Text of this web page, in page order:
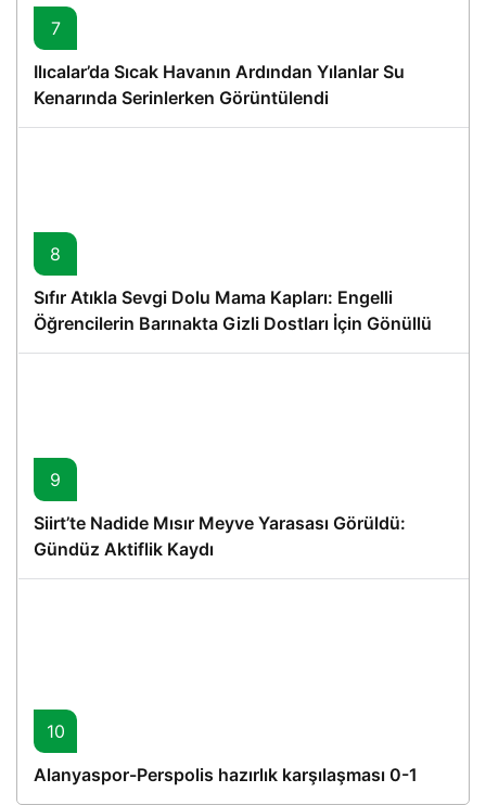
7
Ilıcalar’da Sıcak Havanın Ardından Yılanlar Su
Kenarında Serinlerken Görüntülendi
8
Sıfır Atıkla Sevgi Dolu Mama Kapları: Engelli
Öğrencilerin Barınakta Gizli Dostları İçin Gönüllü
Proje
9
Siirt’te Nadide Mısır Meyve Yarasası Görüldü:
Gündüz Aktiflik Kaydı
10
Alanyaspor-Perspolis hazırlık karşılaşması 0-1